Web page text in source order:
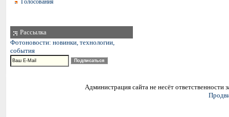
Рассылка
Фотоновости: новинки, технологии,
события
Администрация сайта не несёт ответственности